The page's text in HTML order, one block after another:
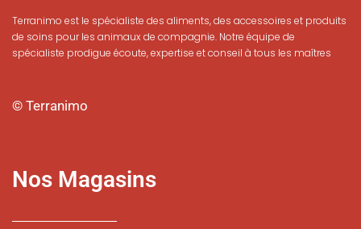
Terranimo est le spécialiste des aliments, des accessoires et produits
de soins pour les animaux de compagnie. Notre équipe de
spécialiste prodigue écoute, expertise et conseil à tous les maîtres
© Terranimo
Nos Magasins